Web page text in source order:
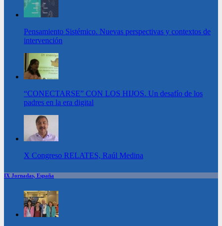
Pensamiento Sistémico. Nuevas perspectivas y contextos de
intervención
“CONECTARSE” CON LOS HIJOS. Un desafío de los
padres en la era digital
X Congreso RELATES, Raúl Medina
IX Jornadas, España